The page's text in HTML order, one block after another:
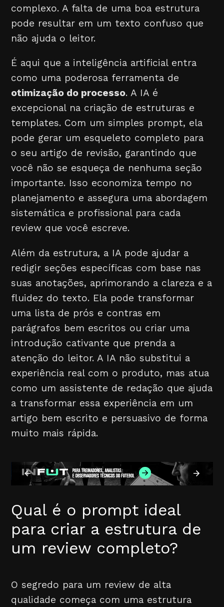
complexo. A falta de uma boa estrutura
pode resultar em um texto confuso que
não ajuda o leitor.
É aqui que a inteligência artificial entra
como uma poderosa ferramenta de
otimização do processo. A IA é
excepcional na criação de estruturas e
templates. Com um simples prompt, ela
pode gerar um esqueleto completo para
o seu artigo de revisão, garantindo que
você não se esqueça de nenhuma seção
importante. Isso economiza tempo no
planejamento e assegura uma abordagem
sistemática e profissional para cada
review que você escreve.
Além da estrutura, a IA pode ajudar a
redigir seções específicas com base nas
suas anotações, aprimorando a clareza e a
fluidez do texto. Ela pode transformar
uma lista de prós e contras em
parágrafos bem escritos ou criar uma
introdução cativante que prenda a
atenção do leitor. A IA não substitui a
experiência real com o produto, mas atua
como um assistente de redação que ajuda
a transformar essa experiência em um
artigo bem escrito e persuasivo de forma
muito mais rápida.
Qual é o prompt ideal
para criar a estrutura de
um review completo?
O segredo para um review de alta
qualidade começa com uma estrutura